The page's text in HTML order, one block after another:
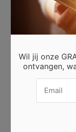
Ingezonden door
Beoordeel dit gedicht
Er is 2 keer gestemd.
Wil jij onze
ontvangen,